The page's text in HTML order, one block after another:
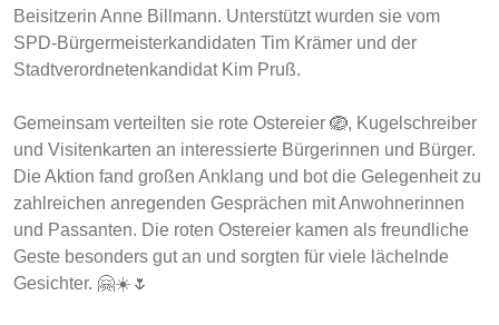
Beisitzerin Anne Billmann. Unterstützt wurden sie vom
SPD-Bürgermeisterkandidaten Tim Krämer und der
Stadtverordnetenkandidat Kim Pruß.
Gemeinsam verteilten sie rote Ostereier 🪺, Kugelschreiber
und Visitenkarten an interessierte Bürgerinnen und Bürger.
Die Aktion fand großen Anklang und bot die Gelegenheit zu
zahlreichen anregenden Gesprächen mit Anwohnerinnen
und Passanten. Die roten Ostereier kamen als freundliche
Geste besonders gut an und sorgten für viele lächelnde
Gesichter. 🤗☀️🌷